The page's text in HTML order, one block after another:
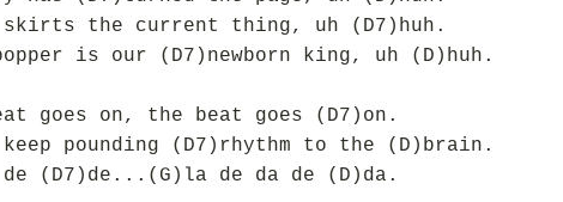
skirts the current thing, uh (D7)huh.
is our (D7)newborn king, uh (D)huh.
goes on, the beat goes (D7)on.
keep pounding (D7)rhythm to the (D)brain.
de (D7)de...(G)la de da de (D)da.